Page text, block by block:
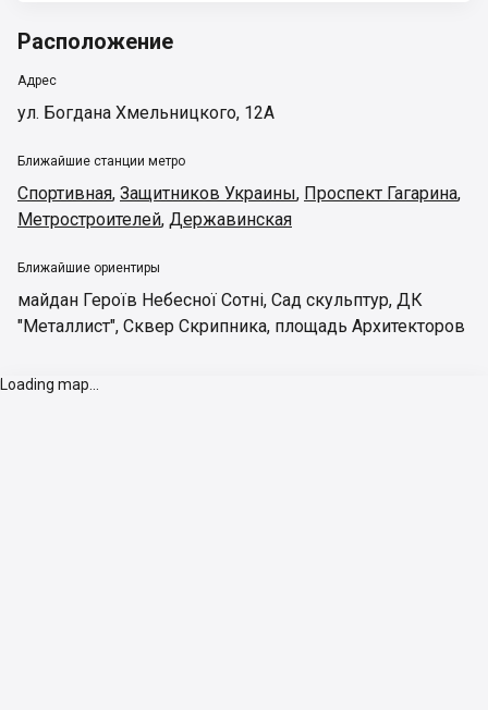
Расположение
Адрес
ул. Богдана Хмельницкого, 12А
Ближайшие станции метро
Спортивная, Защитников Украины, Проспект Гагарина,
Метростроителей, Державинская
Ближайшие ориентиры
майдан Героїв Небесної Сотні, Сад скульптур, ДК
"Металлист", Сквер Скрипника, площадь Архитекторов
Loading map...